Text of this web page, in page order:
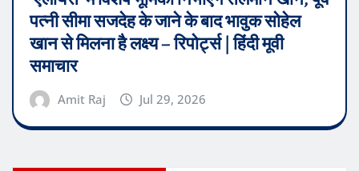
पत्नी सीमा सजदेह के जाने के बाद भावुक सोहेल
खान से मिलना है लक्ष्य – रिपोर्ट्स | हिंदी मूवी
समाचार
Amit Raj Jul 29, 2026